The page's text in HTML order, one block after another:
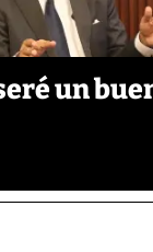
un